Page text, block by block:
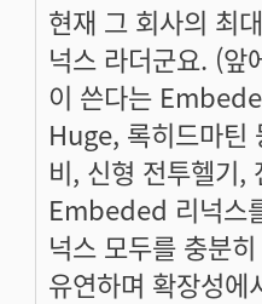
현재 그 회사의 최
넉스 라더군요. (
이 쓴다는
Huge, 록히드마틴
비, 신형 전투헬기,
Embeded 리넉스
넉스 모두를 충분
유연하며 확장성에